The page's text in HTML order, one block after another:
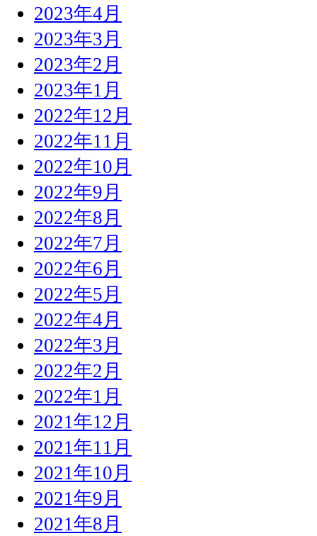
2023年4月
2023年3月
2023年2月
2023年1月
2022年12月
2022年11月
2022年10月
2022年9月
2022年8月
2022年7月
2022年6月
2022年5月
2022年4月
2022年3月
2022年2月
2022年1月
2021年12月
2021年11月
2021年10月
2021年9月
2021年8月